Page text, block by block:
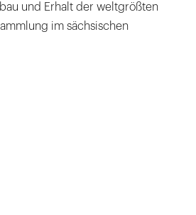
und Erhalt der weltgrößten
im sächsischen